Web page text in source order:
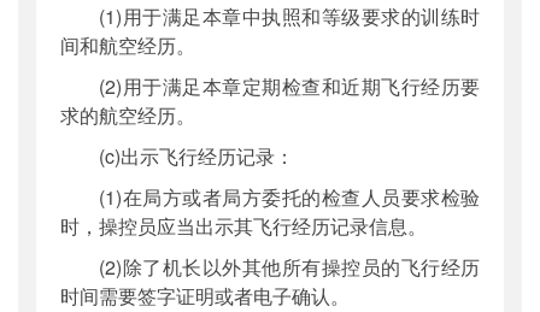
(1)用于满足本章中执照和等级要求的训练时
间和航空经历。
(2)用于满足本章定期检查和近期飞行经历要
求的航空经历。
(c)出示飞行经历记录：
(1)在局方或者局方委托的检查人员要求检验
时，操控员应当出示其飞行经历记录信息。
(2)除了机长以外其他所有操控员的飞行经历
时间需要签字证明或者电子确认。